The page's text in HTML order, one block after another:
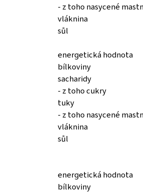
- z toho nasycené
vláknina
sůl
energetická hodnota
bílkoviny
sacharidy
- z toho cukry
tuky
- z toho nasycené
vláknina
sůl
energetická hodnota
bílkoviny